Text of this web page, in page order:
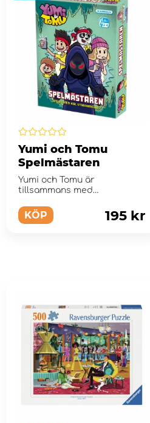
Yumi och Tomu
Spelmästaren
Yumi och Tomu är
tillsammans med
ute på upptäc...
KÖP 195 kr